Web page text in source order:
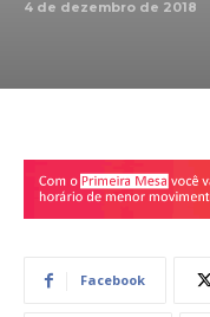
4 de dezembro de 2018
Facebook